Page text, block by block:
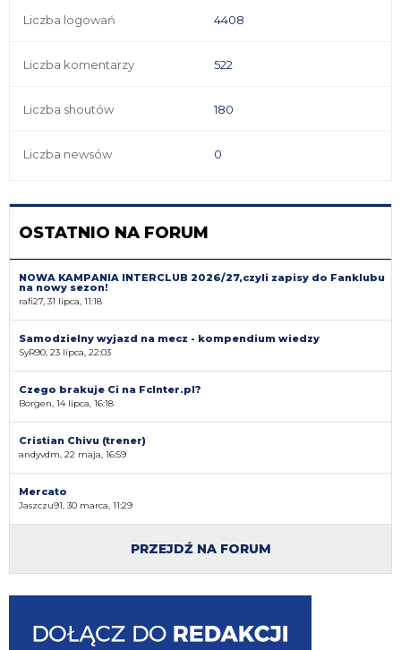
Liczba logowań 4408
Liczba komentarzy 522
Liczba shoutów 180
Liczba newsów 0
OSTATNIO NA FORUM
NOWA KAMPANIA INTERCLUB 2026/27,czyli zapisy do Fanklubu
na nowy sezon!
rafi27, 31 lipca, 11:18
Samodzielny wyjazd na mecz - kompendium wiedzy
SyR90, 23 lipca, 22:03
Czego brakuje Ci na FcInter.pl?
Borgen, 14 lipca, 16:18
Cristian Chivu (trener)
andyvdm, 22 maja, 16:59
Mercato
Jaszczu91, 30 marca, 11:29
PRZEJDŹ NA FORUM